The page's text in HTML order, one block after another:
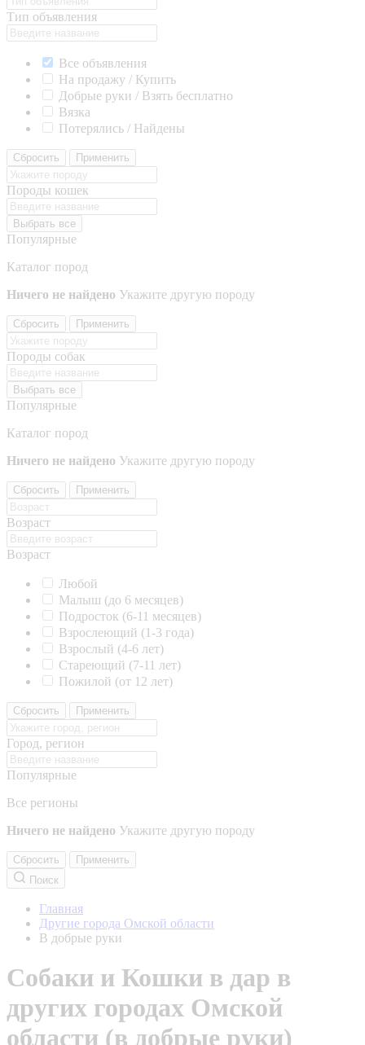
Тип объявления
Все объявления
На продажу / Купить
Добрые руки / Взять бесплатно
Вязка
Потерялись / Найдены
Сбросить Применить
Породы кошек
Выбрать все
Популярные
Каталог пород
Ничего не найдено Укажите другую породу
Сбросить Применить
Породы собак
Выбрать все
Популярные
Каталог пород
Ничего не найдено Укажите другую породу
Сбросить Применить
Возраст
Возраст
Любой
Малыш (до 6 месяцев)
Подросток (6-11 месяцев)
Взрослеющий (1-3 года)
Взрослый (4-6 лет)
Стареющий (7-11 лет)
Пожилой (от 12 лет)
Сбросить Применить
Город, регион
Популярные
Все регионы
Ничего не найдено Укажите другую породу
Сбросить
Применить
Поиск
Главная
Другие города Омской области
В добрые руки
Собаки и Кошки в дар в
других городах Омской
области (в добрые руки)